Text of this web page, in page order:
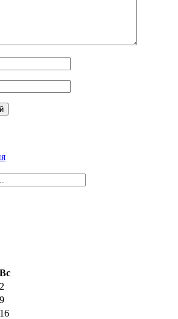
Вс
2
9
16